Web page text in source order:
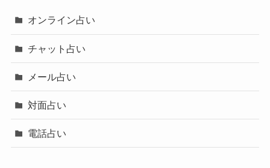
オンライン占い
チャット占い
メール占い
対面占い
電話占い